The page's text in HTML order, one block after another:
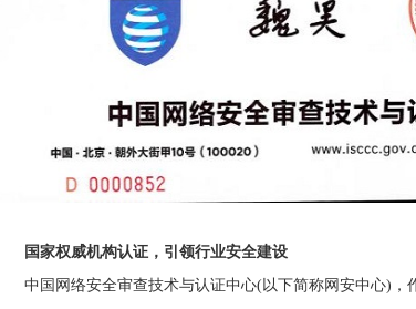
国家权威机构认证，引领行业安全建设
中国网络安全审查技术与认证中心(以下简称网安中心)，